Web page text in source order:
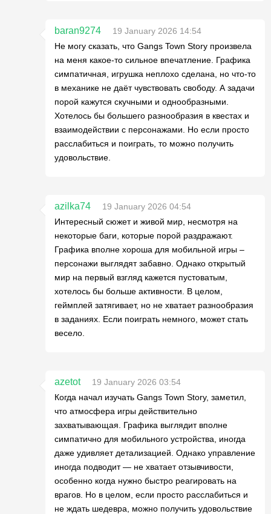
baran9274
19 January 2026 14:54
Не могу сказать, что Gangs Town Story произвела
на меня какое-то сильное впечатление. Графика
симпатичная, игрушка неплохо сделана, но что-то
в механике не даёт чувствовать свободу. А задачи
порой кажутся скучными и однообразными.
Хотелось бы большего разнообразия в квестах и
взаимодействии с персонажами. Но если просто
расслабиться и поиграть, то можно получить
удовольствие.
azilka74
19 January 2026 04:54
Интересный сюжет и живой мир, несмотря на
некоторые баги, которые порой раздражают.
Графика вполне хороша для мобильной игры –
персонажи выглядят забавно. Однако открытый
мир на первый взгляд кажется пустоватым,
хотелось бы больше активности. В целом,
геймплей затягивает, но не хватает разнообразия
в заданиях. Если поиграть немного, может стать
весело.
azetot
19 January 2026 03:54
Когда начал изучать Gangs Town Story, заметил,
что атмосфера игры действительно
захватывающая. Графика выглядит вполне
симпатично для мобильного устройства, иногда
даже удивляет детализацией. Однако управление
иногда подводит — не хватает отзывчивости,
особенно когда нужно быстро реагировать на
врагов. Но в целом, если просто расслабиться и
не ждать шедевра, можно получить удовольствие